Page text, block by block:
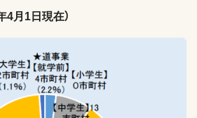
4月1日現在）